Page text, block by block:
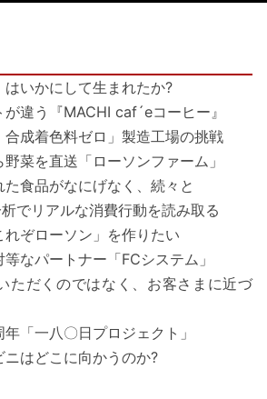
はいかにして生まれたか?
違う『MACHI caf´eコーヒー』
成着色料ゼロ」製造工場の挑戦
菜を直送「ローソンファーム」
た食品がなにげなく、続々と
でリアルな消費行動を読み取る
ぞローソン」を作りたい
なパートナー「FCシステム」
ただくのではなく、お客さまに近づ
「一八〇日プロジェクト」
ニはどこに向かうのか?